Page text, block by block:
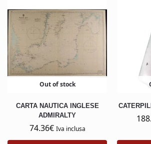
Out of stock
CARTA NAUTICA INGLESE
ADMIRALTY
74.36€ Iva inclusa